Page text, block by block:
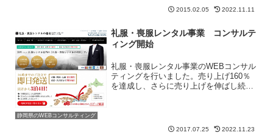
す。予めお話しておきま...
2015.02.05 2022.11.11
静岡県のWEBコンサルティング
礼服・喪服レンタル事業 コンサルテ
ィング開始
礼服・喪服レンタル事業のWEBコンサル
ティングを行いました。売り上げ160％
を達成し、さらに売り上げを伸ばし続け
2017.07.25 2022.11.23